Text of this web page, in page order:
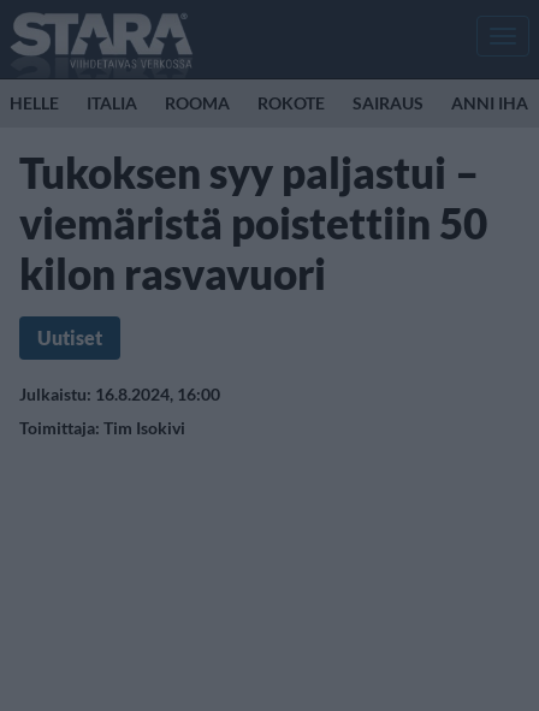
HELLE ITALIA ROOMA ROKOTE SAIRAUS ANNI
Tukoksen syy paljastui –
viemäristä poistettiin 50
kilon rasvavuori
Uutiset
Julkaistu: 16.8.2024, 16:00
Toimittaja: Tim Isokivi